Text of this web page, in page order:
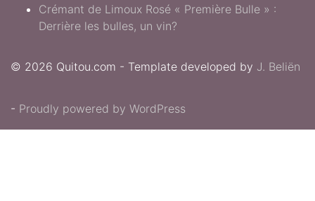
Crémant de Limoux Rosé « Première Bulle » :
Derrière les bulles, un vin?
© 2026 Quitou.com - Template developed by J. Beliën
- Proudly powered by WordPress